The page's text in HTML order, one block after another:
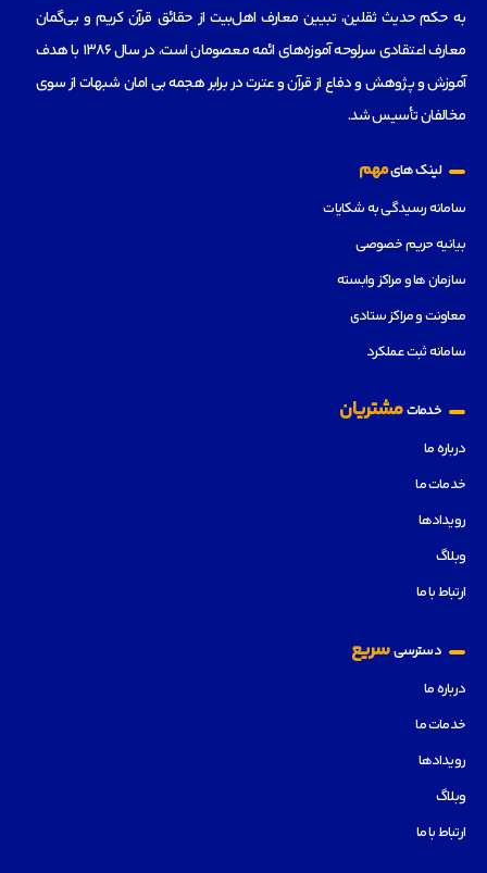
به حکم حدیث ثقلین، تبیین معارف اهل‌بیت از حقائق قرآن کریم و بی‌گمان
معارف اعتقادی سرلوحه آموزه‌های ائمه معصومان است، در سال 1386 با هدف
آموزش و پژوهش و دفاع از قرآن و عترت در برابر هجمه بی امان شبهات از سوی
مخالفان تأسیس شد.
لینک هایمهم
سامانه رسیدگی به شکایات
بیانیه حریم خصوصی
سازمان ها و مراکز وابسته
معاونت و مراکز ستادی
سامانه ثبت عملکرد
خدماتمشتریان
درباره ما
خدمات ما
رویدادها
وبلاگ
ارتباط با ما
دسترسیسریع
درباره ما
خدمات ما
رویدادها
وبلاگ
ارتباط با ما